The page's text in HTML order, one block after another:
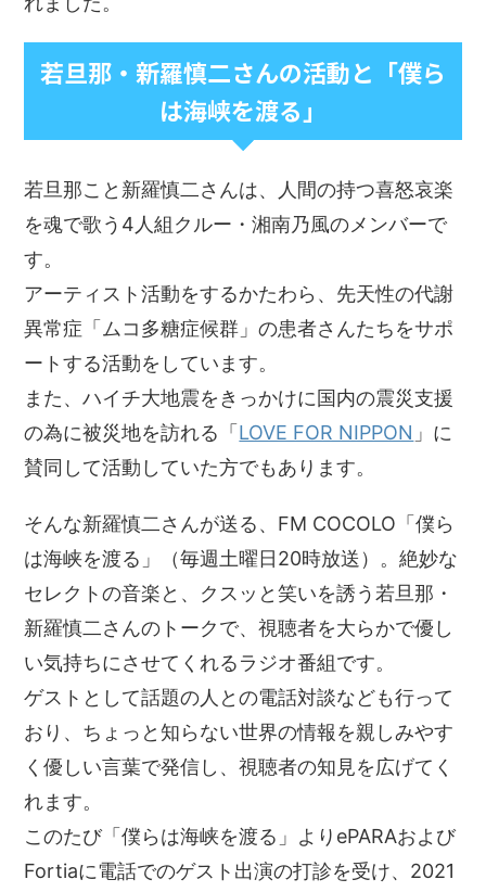
若旦那・新羅慎二さんの活動と「僕ら
は海峡を渡る」
若旦那こと新羅慎二さんは、人間の持つ喜怒哀楽
を魂で歌う4人組クルー・湘南乃風のメンバーで
す。
アーティスト活動をするかたわら、先天性の代謝
異常症「ムコ多糖症候群」の患者さんたちをサポ
ートする活動をしています。
また、ハイチ大地震をきっかけに国内の震災支援
の為に被災地を訪れる「LOVE FOR NIPPON 」に
賛同して活動していた方でもあります。
そんな新羅慎二さんが送る、FM COCOLO「僕ら
は海峡を渡る」（毎週土曜日20時放送）。絶妙な
セレクトの音楽と、クスッと笑いを誘う若旦那・
新羅慎二さんのトークで、視聴者を大らかで優し
い気持ちにさせてくれるラジオ番組です。
ゲストとして話題の人との電話対談なども行って
おり、ちょっと知らない世界の情報を親しみやす
く優しい言葉で発信し、視聴者の知見を広げてく
れます。
このたび「僕らは海峡を渡る」よりePARAおよび
Fortiaに電話でのゲスト出演の打診を受け、2021